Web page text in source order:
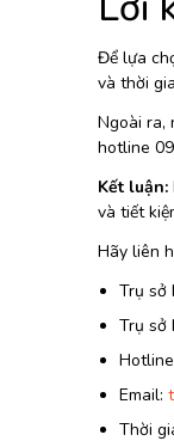
Để lựa
và thời
Ngoài ra,
hotline
Kết luận:
và tiết
Hãy liên
Trụ sở
Trụ sở
Email:
Thời